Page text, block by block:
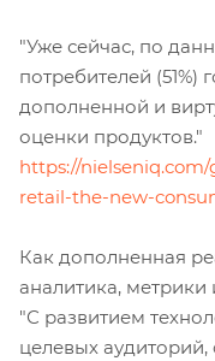
"Уже сейчас, по
потребителей (51%)
дополненной и
оценки продуктов."
https://
retail-the-new-
Как дополненная
аналитика, метрики
"С развитием
целевых аудиторий,